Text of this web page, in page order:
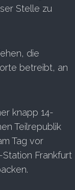
Stelle zu
die
betreibt, an
knapp 14-
Teilrepublik
Tag vor
Frankfurt